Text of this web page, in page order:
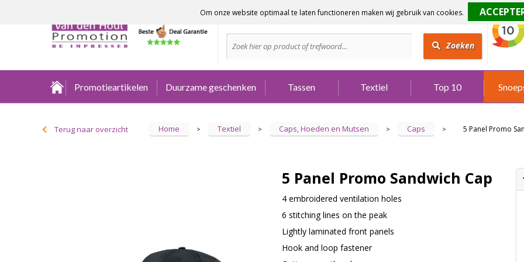
Advies nodig?
Zoeken
Promotieartikelen Duurzame geschenken Tassen Textiel Top 10
Terug naar overzicht Home > Textiel > Caps, Hoeden en Mutsen > Caps > 5 Panel Promo
5 Panel Promo Sandwich Cap
4 embroidered ventilation holes
6 stitching lines on the peak
Lightly laminated front panels
Hook and loop fastener
Om onze website optimaal te laten functioneren maken wij gebruik van cookies.